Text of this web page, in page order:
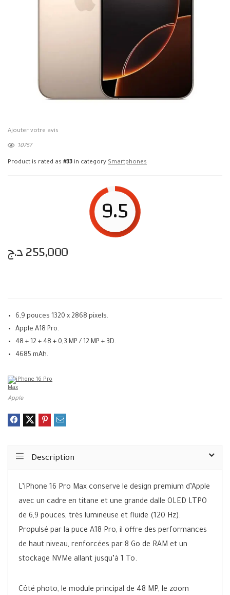
Ajouter votre avis
10757
Product is rated as #33 in category Smartphones
9.5
255,000د.ج
6,9 pouces 1320 x 2868 pixels.
Apple A18 Pro.
48 + 12 + 48 + 0,3 MP / 12 MP + 3D.
4685 mAh.
Apple
Description
L’iPhone 16 Pro Max conserve le design premium d’Apple
avec un cadre en titane et une grande dalle OLED LTPO
de 6,9 pouces, très lumineuse et fluide (120 Hz).
Propulsé par la puce A18 Pro, il offre des performances
de haut niveau, renforcées par 8 Go de RAM et un
stockage NVMe allant jusqu’à 1 To.
Côté photo, le module principal de 48 MP, le zoom